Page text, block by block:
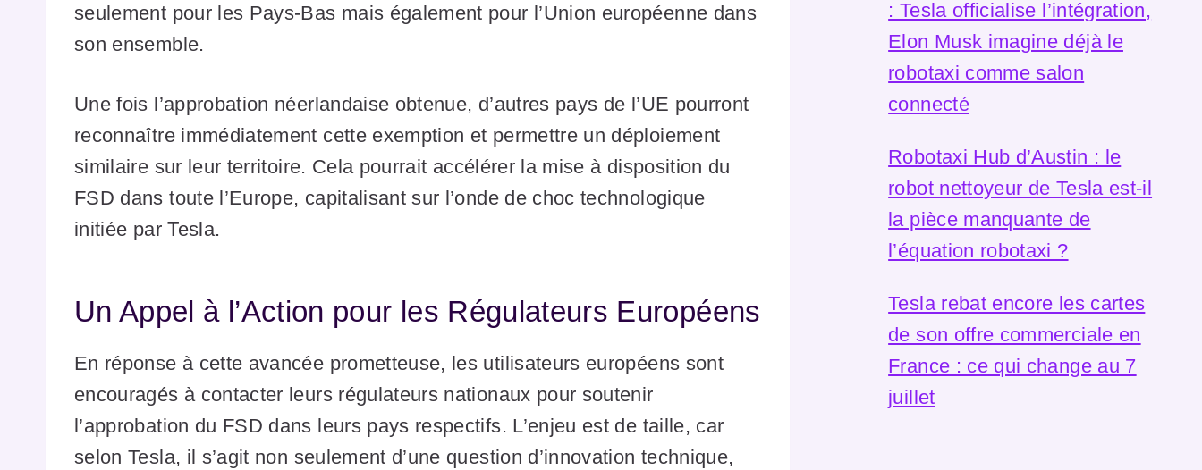
seulement pour les Pays-Bas mais également pour l’Union européenne dans
son ensemble.
Une fois l’approbation néerlandaise obtenue, d’autres pays de l’UE pourront
reconnaître immédiatement cette exemption et permettre un déploiement
similaire sur leur territoire. Cela pourrait accélérer la mise à disposition du
FSD dans toute l’Europe, capitalisant sur l’onde de choc technologique
initiée par Tesla.
Un Appel à l’Action pour les Régulateurs Européens
En réponse à cette avancée prometteuse, les utilisateurs européens sont
encouragés à contacter leurs régulateurs nationaux pour soutenir
l’approbation du FSD dans leurs pays respectifs. L’enjeu est de taille, car
selon Tesla, il s’agit non seulement d’une question d’innovation technique,
: Tesla officialise l’intégration,
Elon Musk imagine déjà le
robotaxi comme salon
connecté
Robotaxi Hub d’Austin : le
robot nettoyeur de Tesla est-il
la pièce manquante de
l’équation robotaxi ?
Tesla rebat encore les cartes
de son offre commerciale en
France : ce qui change au 7
juillet